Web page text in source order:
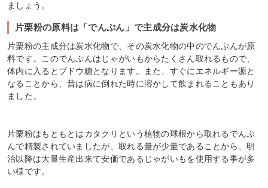
ましょう。
片栗粉の原料は「でんぷん」で主成分は炭水化物
片栗粉の主成分は炭水化物で、その炭水化物の中のでんぷんが原
料です。このでんぷんはじゃがいもからたくさん取れるもので、
体内に入るとブドウ糖となります。また、すぐにエネルギー源と
なることから、昔は病に倒れた時に溶かして飲まれることもあり
ました。
片栗粉はもともとはカタクリという植物の球根から取れるでんぷ
んで精製されていましたが、取れる量が少量であることから、明
治以降は大量生産出来て安価であるじゃがいもを使用する事が多
い様です。